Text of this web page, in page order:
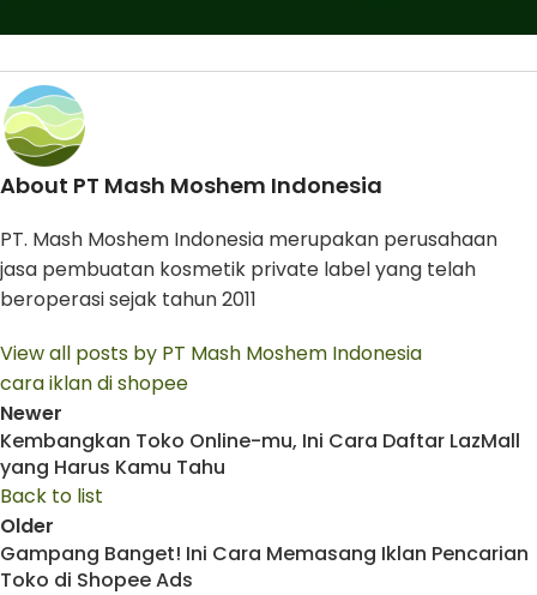
About PT Mash Moshem Indonesia
PT. Mash Moshem Indonesia merupakan perusahaan
jasa pembuatan kosmetik private label yang telah
beroperasi sejak tahun 2011
View all posts by PT Mash Moshem Indonesia
cara iklan di shopee
Newer
Kembangkan Toko Online-mu, Ini Cara Daftar LazMall
yang Harus Kamu Tahu
Back to list
Older
Gampang Banget! Ini Cara Memasang Iklan Pencarian
Toko di Shopee Ads